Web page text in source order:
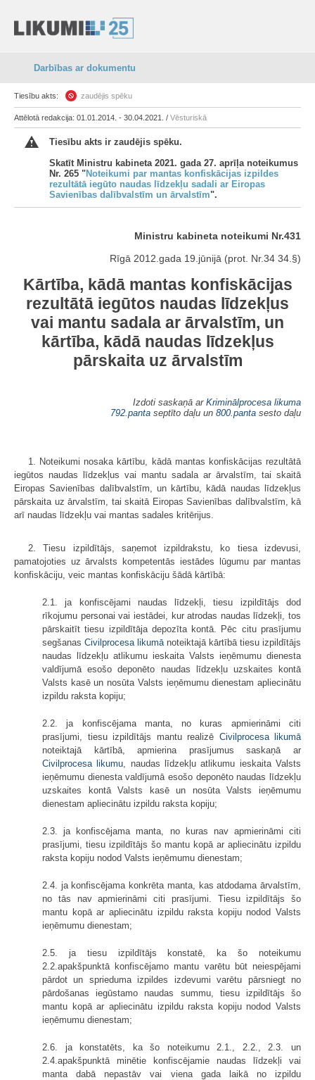
Darbības ar dokumentu
Tiesību akts: zaudējis spēku
Attēlotā redakcija: 01.01.2014. - 30.04.2021. / Vēsturiskā
Tiesību akts ir zaudējis spēku.
Skatīt Ministru kabineta 2021. gada 27. aprīļa noteikumus
Nr. 265 "Noteikumi par mantas konfiskācijas izpildes
rezultātā iegūto naudas līdzekļu sadali ar Eiropas
Savienības dalībvalstīm un ārvalstīm".
Ministru kabineta noteikumi Nr.431
Rīgā 2012.gada 19.jūnijā (prot. Nr.34 34.§)
Kārtība, kādā mantas konfiskācijas
rezultātā iegūtos naudas līdzekļus
vai mantu sadala ar ārvalstīm, un
kārtība, kādā naudas līdzekļus
pārskaita uz ārvalstīm
Izdoti saskaņā ar Kriminālprocesa likuma
792.panta septīto daļu un 800.panta sesto daļu
1. Noteikumi nosaka kārtību, kādā mantas konfiskācijas rezultātā
iegūtos naudas līdzekļus vai mantu sadala ar ārvalstīm, tai skaitā
Eiropas Savienības dalībvalstīm, un kārtību, kādā naudas līdzekļus
pārskaita uz ārvalstīm, tai skaitā Eiropas Savienības dalībvalstīm, kā
arī naudas līdzekļu vai mantas sadales kritērijus.
2. Tiesu izpildītājs, saņemot izpildrakstu, ko tiesa izdevusi,
pamatojoties uz ārvalsts kompetentās iestādes lūgumu par mantas
konfiskāciju, veic mantas konfiskāciju šādā kārtībā:
2.1. ja konfiscējami naudas līdzekļi, tiesu izpildītājs dod
rīkojumu personai vai iestādei, kur atrodas naudas līdzekļi, tos
pārskaitīt tiesu izpildītāja depozīta kontā. Pēc citu prasījumu
segšanas Civilprocesa likumā noteiktajā kārtībā tiesu izpildītājs
naudas līdzekļu atlikumu ieskaita Valsts ieņēmumu dienesta
valdījumā esošo deponēto naudas līdzekļu uzskaites kontā
Valsts kasē un nosūta Valsts ieņēmumu dienestam apliecinātu
izpildu raksta kopiju;
2.2. ja konfiscējama manta, no kuras apmierināmi citi
prasījumi, tiesu izpildītājs mantu realizē Civilprocesa likumā
noteiktajā kārtībā, apmierina prasījumus saskaņā ar
Civilprocesa likumu , naudas līdzekļu atlikumu ieskaita Valsts
ieņēmumu dienesta valdījumā esošo deponēto naudas līdzekļu
uzskaites kontā Valsts kasē un nosūta Valsts ieņēmumu
dienestam apliecinātu izpildu raksta kopiju;
2.3. ja konfiscējama manta, no kuras nav apmierināmi citi
prasījumi, tiesu izpildītājs šo mantu kopā ar apliecinātu izpildu
raksta kopiju nodod Valsts ieņēmumu dienestam;
2.4. ja konfiscējama konkrēta manta, kas atdodama ārvalstīm,
no tās nav apmierināmi citi prasījumi. Tiesu izpildītājs šo
mantu kopā ar apliecinātu izpildu raksta kopiju nodod Valsts
ieņēmumu dienestam;
2.5. ja tiesu izpildītājs konstatē, ka šo noteikumu
2.2.apakšpunktā konfiscējamo mantu varētu būt neiespējami
pārdot un sprieduma izpildes izdevumi varētu pārsniegt no
pārdošanas iegūstamo naudas summu, tiesu izpildītājs šo
mantu kopā ar apliecinātu izpildu raksta kopiju nodod Valsts
ieņēmumu dienestam;
2.6. ja konstatēts, ka šo noteikumu 2.1., 2.2., 2.3. un
2.4.apakšpunktā minētie konfiscējamie naudas līdzekļi vai
manta dabā nepastāv vai viena gada laikā no izpildu